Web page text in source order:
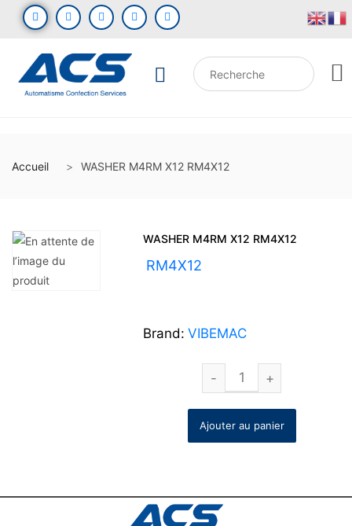
Accueil WASHER M4RM X12 RM4X12
WASHER M4RM X12 RM4X12
RM4X12
Brand: VIBEMAC
Ajouter au panier